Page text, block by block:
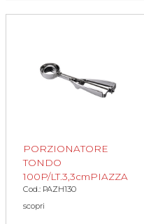
PORZIONATORE
TONDO
100P/LT.3,3cmPIAZZA
Cod.: PAZH130
scopri